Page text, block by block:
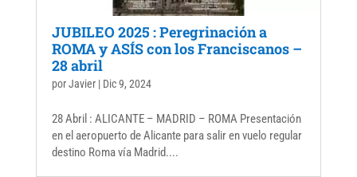
JUBILEO 2025 : Peregrinación a
ROMA y ASÍS con los Franciscanos –
28 abril
porJavier| Dic 9, 2024
28 Abril : ALICANTE – MADRID – ROMA Presentación
en el aeropuerto de Alicante para salir en vuelo regular
destino Roma vía Madrid....